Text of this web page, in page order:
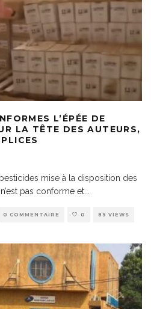
L’ÉPÉE DE
LA TÊTE DES AUTEURS,
mise à la disposition des
pas conforme et...
0 COMMENTAIRE 0 89 VIEWS